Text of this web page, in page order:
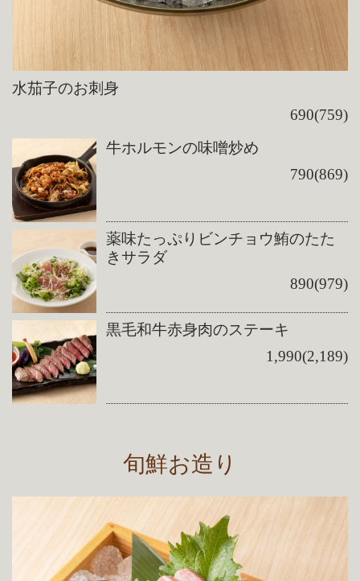
水茄子のお刺身
690(759)
牛ホルモンの味噌炒め
790(869)
薬味たっぷりビンチョウ鮪のたた
きサラダ
890(979)
黒毛和牛赤身肉のステーキ
1,990(2,189)
旬鮮お造り